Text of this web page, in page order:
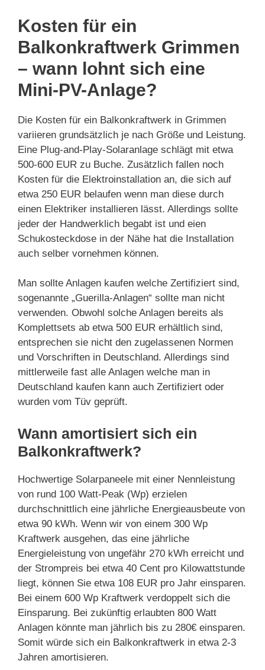
Kosten für ein
Balkonkraftwerk Grimmen
– wann lohnt sich eine
Mini-PV-Anlage?
Die Kosten für ein Balkonkraftwerk in Grimmen
variieren grundsätzlich je nach Größe und Leistung.
Eine Plug-and-Play-Solaranlage schlägt mit etwa
500-600 EUR zu Buche. Zusätzlich fallen noch
Kosten für die Elektroinstallation an, die sich auf
etwa 250 EUR belaufen wenn man diese durch
einen Elektriker installieren lässt. Allerdings sollte
jeder der Handwerklich begabt ist und eien
Schukosteckdose in der Nähe hat die Installation
auch selber vornehmen können.
Man sollte Anlagen kaufen welche Zertifiziert sind,
sogenannte „Guerilla-Anlagen“ sollte man nicht
verwenden. Obwohl solche Anlagen bereits als
Komplettsets ab etwa 500 EUR erhältlich sind,
entsprechen sie nicht den zugelassenen Normen
und Vorschriften in Deutschland. Allerdings sind
mittlerweile fast alle Anlagen welche man in
Deutschland kaufen kann auch Zertifiziert oder
wurden vom Tüv geprüft.
Wann amortisiert sich ein
Balkonkraftwerk?
Hochwertige Solarpaneele mit einer Nennleistung
von rund 100 Watt-Peak (Wp) erzielen
durchschnittlich eine jährliche Energieausbeute von
etwa 90 kWh. Wenn wir von einem 300 Wp
Kraftwerk ausgehen, das eine jährliche
Energieleistung von ungefähr 270 kWh erreicht und
der Strompreis bei etwa 40 Cent pro Kilowattstunde
liegt, können Sie etwa 108 EUR pro Jahr einsparen.
Bei einem 600 Wp Kraftwerk verdoppelt sich die
Einsparung. Bei zukünftig erlaubten 800 Watt
Anlagen könnte man jährlich bis zu 280€ einsparen.
Somit würde sich ein Balkonkraftwerk in etwa 2-3
Jahren amortisieren.